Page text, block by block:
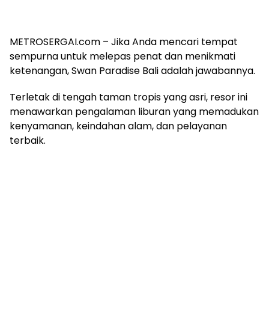
METROSERGAI.com – Jika Anda mencari tempat
sempurna untuk melepas penat dan menikmati
ketenangan, Swan Paradise Bali adalah jawabannya.
Terletak di tengah taman tropis yang asri, resor ini
menawarkan pengalaman liburan yang memadukan
kenyamanan, keindahan alam, dan pelayanan
terbaik.